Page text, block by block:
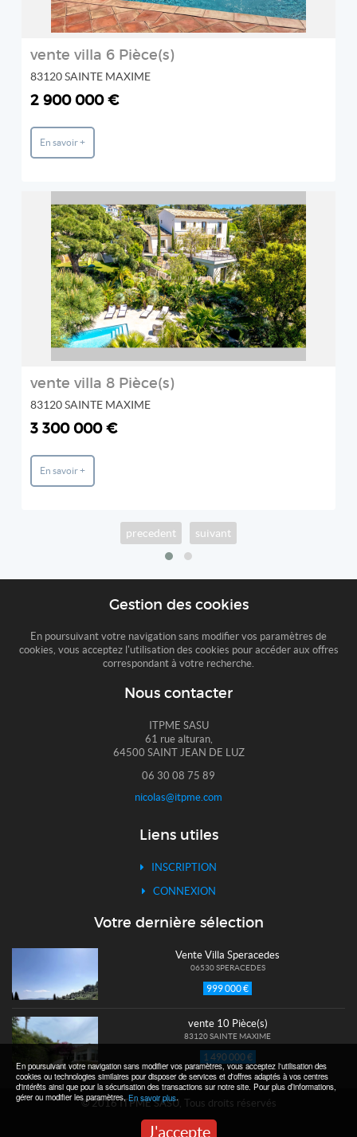
vente villa 6 Pièce(s)
83120 SAINTE MAXIME
2 900 000 €
En savoir +
REF: 489V971M
STIL IMMOBILIER
2
vente villa 8 Pièce(s)
83120 SAINTE MAXIME
3 300 000 €
En savoir +
precedent suivant
Gestion des cookies
En poursuivant votre navigation sans modifier vos paramètres de
cookies, vous acceptez l'utilisation des cookies pour accéder aux offres
correspondant à votre recherche.
Nous contacter
ITPME SASU
61 rue alturan,
64500 SAINT JEAN DE LUZ
06 30 08 75 89
nicolas@itpme.com
Liens utiles
INSCRIPTION
CONNEXION
Votre dernière sélection
Vente Villa Speracedes
06530 SPERACEDES
999 000 €
vente 10 Pièce(s)
83120 SAINTE MAXIME
1 490 000 €
© 2016 ITPME SASU, Tous droits réservés
En poursuivant votre navigation sans modifier vos paramètres, vous acceptez l'utilisation des
cookies ou technologies similaires pour disposer de services et d'offres adaptés à vos centres
d'intérêts ainsi que pour la sécurisation des transactions sur notre site. Pour plus d’informations,
gérer ou modifier les paramètres,En savoir plus.
J'accepte